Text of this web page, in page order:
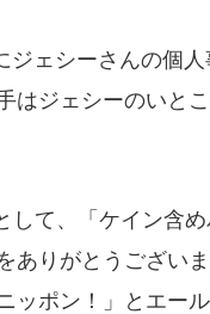
ェシーさんの個
はジェシーのいと
て、「ケイン含
ありがとうござい
ポン！」とエール